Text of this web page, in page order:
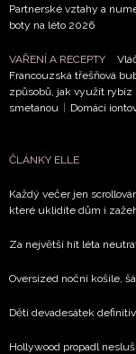
Partnerské vztahy a
boty na léto 2026
VAŘENÍ A RECEPTY
Francouzská třešňová
způsobů, jak využít rybíz
smetanou | Domácí
ČLÁNKY ELLE
Každý večer jen
které uklidíte dům i
Za největší hit léta
Oversized noční košile,
Děti devadesátek
Hollywood propadl